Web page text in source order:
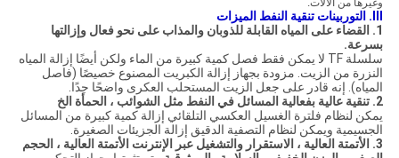
وغيرها من الآلات.
التوربينات تنقية النفط الميزات
1. القضاء على المياه القابلة للذوبان والمذاب على نحو فعال وإزالتها
بسرعة.
سلسلة TF لا يمكن فقط فصل كمية كبيرة من الماء ولكن أيضًا إزالة المياه
النزرة من الزيت. مزودة بجهاز إزالة الكبريت المصنوع خصيصًا (فاصل
المياه). إنه قادر على جعل الزيت المستحلب العكرى واضحًا جدًا.
2. تنقية عالية بفعالية المسائل في النفط مثل الشوائب ، الحمأة الخ
يمكن لنظام فلترة الغسيل العكسي التلقائي إزالة كمية كبيرة من المسائل
الجسيمية ويمكن لنظام التصفية الدقيق إزالة الجزيئات الصغيرة.
3. الأتمتة العالية ، الاستقرار والتشغيل عبر الإنترنت الأتمتة العالية ، الحجم